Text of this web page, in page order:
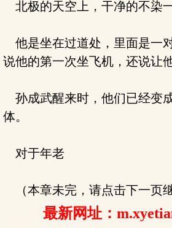
北极的天空上，干净的不染一
他是坐在过道处，里面是一
说他的第一次坐飞机，还说让
孙成武醒来时，他们已经变
体。
对于年老
（本章未完，请点击下一页继
最新网址：